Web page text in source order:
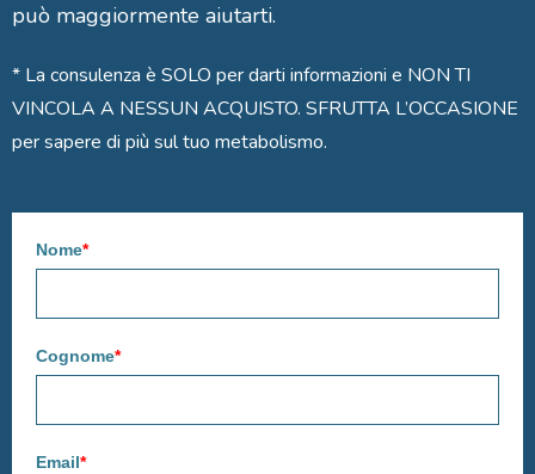
può maggiormente aiutarti.
* La consulenza è SOLO per darti informazioni e NON TI
VINCOLA A NESSUN ACQUISTO. SFRUTTA L’OCCASIONE
per sapere di più sul tuo metabolismo.
Nome*
Cognome*
Email*